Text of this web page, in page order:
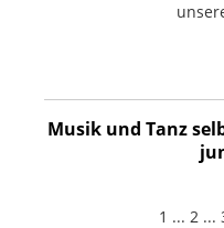
Musik und Tanz
1 ... 2 ...